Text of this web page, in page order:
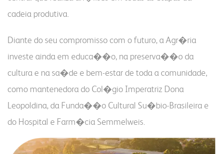
fale conosco materiais portal da privacidade
colaborador cooperado trabalhe conosco
cadeia produtiva.
Diante do seu compromisso com o futuro, a Agr�ria
investe ainda em educa��o, na preserva��o da
cultura e na sa�de e bem-estar de toda a comunidade,
como mantenedora do Col�gio Imperatriz Dona
Leopoldina, da Funda��o Cultural Su�bio-Brasileira e
do Hospital e Farm�cia Semmelweis.